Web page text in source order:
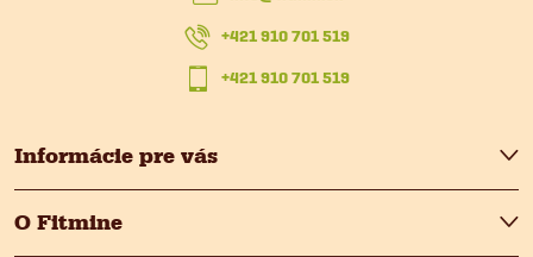
eInformácie pre vás
O Fitmine
+421 910 701 519
+421 910 701 519